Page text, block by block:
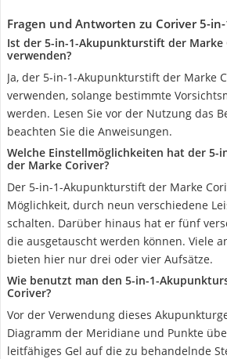
Fragen und Antworten zu Coriver 5-
Ist der 5-in-1-Akupunkturstift der Marke
verwenden?
Ja, der 5-in-1-Akupunkturstift der Marke
verwenden, solange bestimmte
werden. Lesen Sie vor der Nutzung das
beachten Sie die Anweisungen.
Welche Einstellmöglichkeiten hat der
der Marke Coriver?
Der 5-in-1-Akupunkturstift der Marke
Möglichkeit, durch neun verschiedene
schalten. Darüber hinaus hat er fünf
die ausgetauscht werden können. Viele
bieten hier nur drei oder vier Aufsätze.
Wie benutzt man den 5-in-1-
Coriver?
Vor der Verwendung dieses
Diagramm der Meridiane und Punkte
leitfähiges Gel auf die zu behandelnde